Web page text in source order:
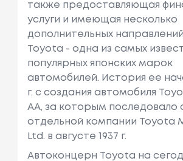
также предоставляющая
услуги и имеющая несколько
дополнительных
Toyota - одна из самых
популярных японских марок
автомобилей. История ее
г. с создания автомобиля
AA, за которым последовало
отдельной компании Toyota
Ltd. в августе 1937 г.
Автоконцерн Toyota на